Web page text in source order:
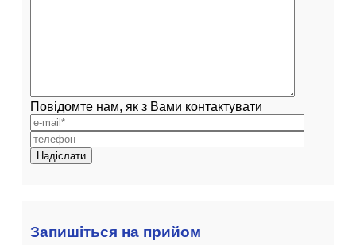
Повідомте нам, як з Вами контактувати
Запишіться на прийом